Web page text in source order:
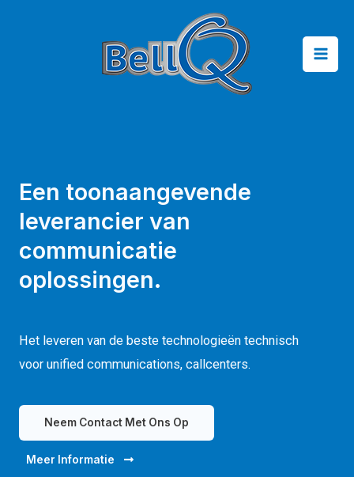
Een toonaangevende
leverancier van
communicatie
oplossingen.
Het leveren van de beste technologieën technisch
voor unified communications, callcenters.
Neem Contact Met Ons Op
Meer Informatie